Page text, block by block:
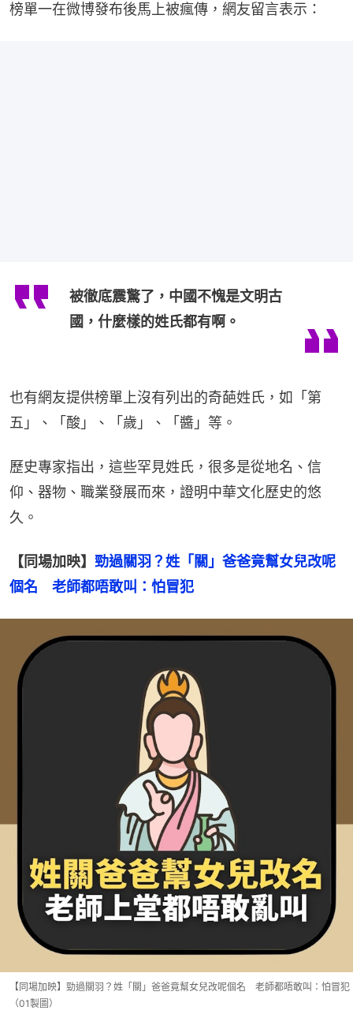
榜單一在微博發布後馬上被瘋傳，網友留言表示：
被徹底震驚了，中國不愧是文明古
國，什麼樣的姓氏都有啊。
也有網友提供榜單上沒有列出的奇葩姓氏，如「第
五」、「酸」、「歲」、「醬」等。
歷史專家指出，這些罕見姓氏，很多是從地名、信
仰、器物、職業發展而來，證明中華文化歷史的悠
久。
【同場加映】 勁過關羽？姓「關」爸爸竟幫女兒改呢
個名　老師都唔敢叫：怕冒犯
【同場加映】勁過關羽？姓「關」爸爸竟幫女兒改呢個名 老師都唔敢叫：怕冒犯
（01製圖）